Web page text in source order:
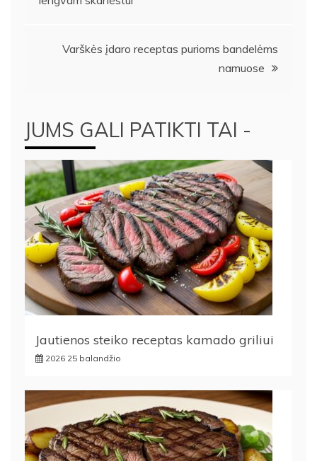
tarp
įrašųVarškės įdaro receptas purioms bandelėms
namuose
JUMS GALI PATIKTI TAI -
Jautienos steiko receptas kamado griliui
2026 25 balandžio